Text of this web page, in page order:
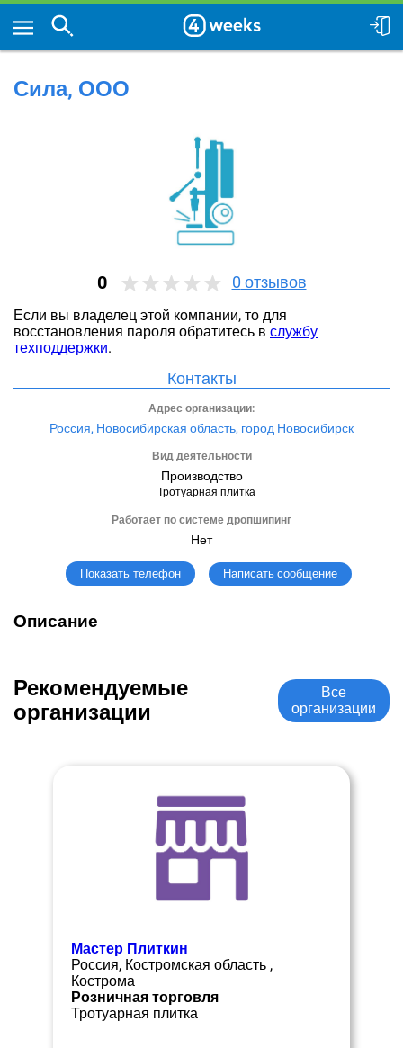
Сила, ООО
0 0 отзывов
Если вы владелец этой компании, то для
восстановления пароля обратитесь в службу
техподдержки.
Контакты
Адрес организации:
Россия, Новосибирская область, город Новосибирск
Вид деятельности
Производство
Тротуарная плитка
Работает по системе дропшипинг
Нет
Показать телефон Написать сообщение
Описание
Рекомендуемые
организации
Все
организации
Мастер Плиткин
Россия, Костромская область ,
Кострома
Розничная торговля
Тротуарная плитка